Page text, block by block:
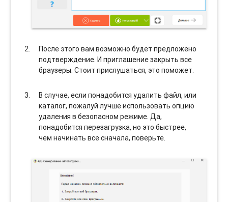
После этого вам возможно будет предложено
подтверждение. И приглашение закрыть все
браузеры. Стоит прислушаться, это поможет.
В случае, если понадобится удалить файл, или
каталог, пожалуй лучше использовать опцию
удаления в безопасном режиме. Да,
понадобится перезагрузка, но это быстрее,
чем начинать все сначала, поверьте.